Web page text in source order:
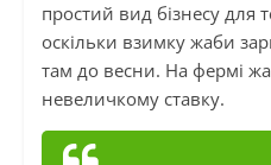
простий вид бізнесу для
оскільки взимку жаби
там до весни. На фермі
невеличкому ставку.